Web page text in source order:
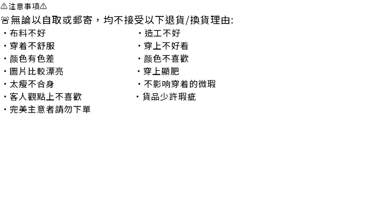
⚠注意事項⚠
🚨無論以自取或郵寄，均不接受以下退貨/換貨理由:
•布料不好 •造工不好
•穿着不舒服 •穿上不好看
•颜色有色差 •颜色不喜歡
•圖片比較漂亮 •穿上顯肥
•太瘦不合身 •不影响穿着的微瑕
•客人觀點上不喜歡 •貨品少許瑕疵
•完美主意者請勿下單